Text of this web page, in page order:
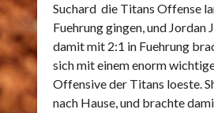
Suchard die Titans Offense
Fuehrung gingen, und
damit mit 2:1 in Fuehrung
sich mit einem enorm
Offensive der Titans loeste.
nach Hause, und brachte